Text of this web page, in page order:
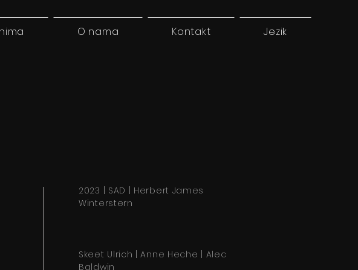
O nama Kontakt Jezik
2023 | SAD | Herbert James
Winterstern
Skeet Ulrich | Anne Heche | Alec
Baldwin